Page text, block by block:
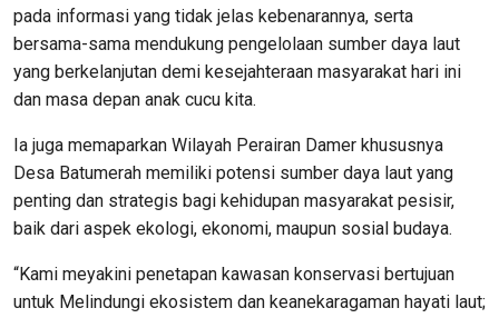
pada informasi yang tidak jelas kebenarannya, serta
bersama-sama mendukung pengelolaan sumber daya laut
yang berkelanjutan demi kesejahteraan masyarakat hari ini
dan masa depan anak cucu kita.
Ia juga memaparkan Wilayah Perairan Damer khususnya
Desa Batumerah memiliki potensi sumber daya laut yang
penting dan strategis bagi kehidupan masyarakat pesisir,
baik dari aspek ekologi, ekonomi, maupun sosial budaya.
“Kami meyakini penetapan kawasan konservasi bertujuan
untuk Melindungi ekosistem dan keanekaragaman hayati laut;